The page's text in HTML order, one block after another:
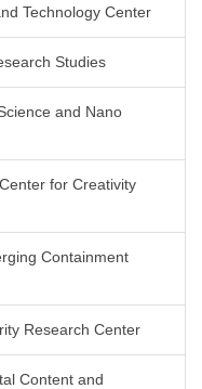
Technology Center
Studies
and Nano
for Creativity
Containment
Research Center
Content and